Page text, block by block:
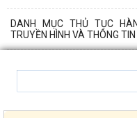
DANH MỤC THỦ TỤC
TRUYỀN HÌNH VÀ THÔNG